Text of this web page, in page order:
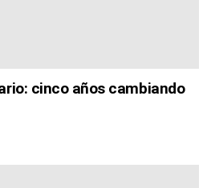
cinco años cambiando